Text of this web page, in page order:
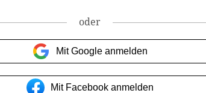
oder
Mit Google anmelden
Mit Facebook anmelden